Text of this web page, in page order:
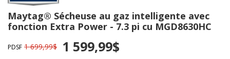
Maytag® Sécheuse au gaz intelligente avec
fonction Extra Power - 7.3 pi cu MGD8630HC
PDSF 1 699,99$ 1 599,99$